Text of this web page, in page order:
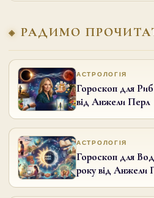
РАДИМО
АСТРОЛОГІЯ
Гороскоп для
від Анжели Перл
АСТРОЛОГІЯ
Гороскоп для
року від Анжели